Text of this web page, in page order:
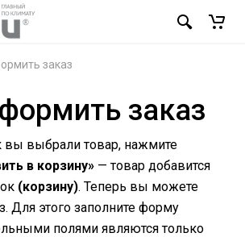
заказ
заказ
вы выбрали товар, нажмите
в корзину» — товар добавится
(корзину). Теперь вы можете
Для этого заполните форму
полями являются только